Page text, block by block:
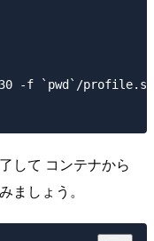
-f `pwd`/
して コンテナから
ましょう。